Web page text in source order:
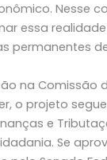
Nesse
essa
permanentes
na Comissão
o projeto
e
Se